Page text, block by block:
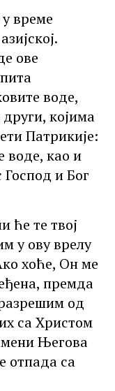
време
ове
воде,
којима
Патрикије:
воде, као и
Господ и Бог
ће те твој
у ову врелу
хоће, Он ме
премда
од
са Христом
Његова
отпада са